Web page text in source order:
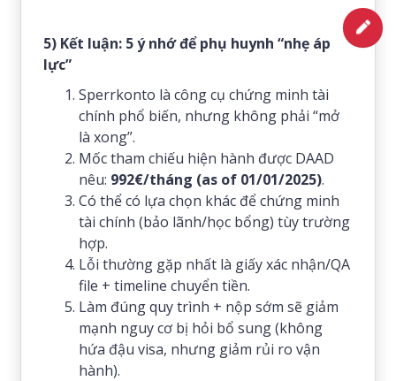
5) Kết luận: 5 ý nhớ để phụ huynh “nhẹ áp
lực”
Sperrkonto là công cụ chứng minh tài
chính phổ biến, nhưng không phải “mở
là xong”.
Mốc tham chiếu hiện hành được DAAD
nêu: 992€/tháng (as of 01/01/2025).
Có thể có lựa chọn khác để chứng minh
tài chính (bảo lãnh/học bổng) tùy trường
hợp.
Lỗi thường gặp nhất là giấy xác nhận/QA
file + timeline chuyển tiền.
Làm đúng quy trình + nộp sớm sẽ giảm
mạnh nguy cơ bị hỏi bổ sung (không
hứa đậu visa, nhưng giảm rủi ro vận
hành).